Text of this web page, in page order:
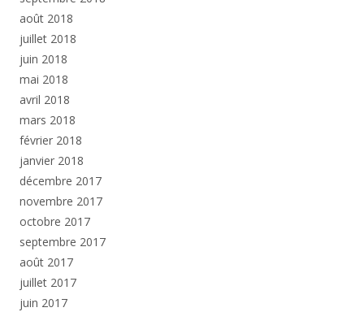
août 2018
juillet 2018
juin 2018
mai 2018
avril 2018
mars 2018
février 2018
janvier 2018
décembre 2017
novembre 2017
octobre 2017
septembre 2017
août 2017
juillet 2017
juin 2017